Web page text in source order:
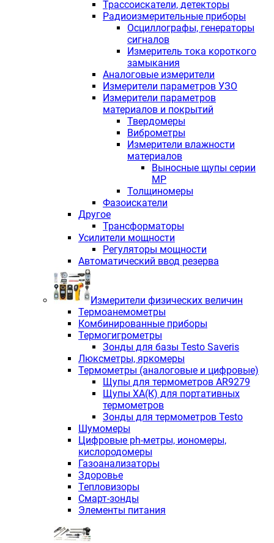
Трассоискатели, детекторы
Радиоизмерительные приборы
Осциллографы, генераторы
сигналов
Измеритель тока короткого
замыкания
Аналоговые измерители
Измерители параметров УЗО
Измерители параметров
материалов и покрытий
Твердомеры
Виброметры
Измерители влажности
материалов
Выносные щупы серии
МР
Толщиномеры
Фазоискатели
Другое
Трансформаторы
Усилители мощности
Регуляторы мощности
Автоматический ввод резерва
Измерители физических величин
Термоанемометры
Комбинированные приборы
Термогигрометры
Зонды для базы Testo Saveris
Люксметры, яркомеры
Термометры (аналоговые и цифровые)
Щупы для термометров AR9279
Щупы ХА(К) для портативных
термометров
Зонды для термометров Testo
Шумомеры
Цифровые ph-метры, иономеры,
кислородомеры
Газоанализаторы
Здоровье
Тепловизоры
Смарт-зонды
Элементы питания